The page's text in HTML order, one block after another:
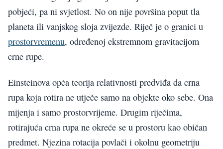
pobjeći, pa ni svjetlost. No on nije površina poput tla
planeta ili vanjskog sloja zvijezde. Riječ je o granici u
prostorvremenu, određenoj ekstremnom gravitacijom
crne rupe.
Einsteinova opća teorija relativnosti predviđa da crna
rupa koja rotira ne utječe samo na objekte oko sebe. Ona
mijenja i samo prostorvrijeme. Drugim riječima,
rotirajuća crna rupa ne okreće se u prostoru kao običan
predmet. Njezina rotacija povlači i okolnu geometriju